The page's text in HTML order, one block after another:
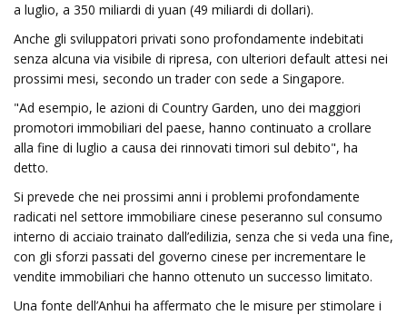
a luglio, a 350 miliardi di yuan (49 miliardi di dollari).
Anche gli sviluppatori privati ​​sono profondamente indebitati
senza alcuna via visibile di ripresa, con ulteriori default attesi nei
prossimi mesi, secondo un trader con sede a Singapore.
"Ad esempio, le azioni di Country Garden, uno dei maggiori
promotori immobiliari del paese, hanno continuato a crollare
alla fine di luglio a causa dei rinnovati timori sul debito", ha
detto.
Si prevede che nei prossimi anni i problemi profondamente
radicati nel settore immobiliare cinese peseranno sul consumo
interno di acciaio trainato dall’edilizia, senza che si veda una fine,
con gli sforzi passati del governo cinese per incrementare le
vendite immobiliari che hanno ottenuto un successo limitato.
Una fonte dell’Anhui ha affermato che le misure per stimolare i